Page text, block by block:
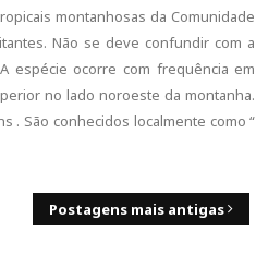
montanhosas da Comunidade
Não se deve confundir com a
espécie ocorre com frequência em
no lado noroeste da montanha.
. São conhecidos localmente como “
Postagens mais antigas